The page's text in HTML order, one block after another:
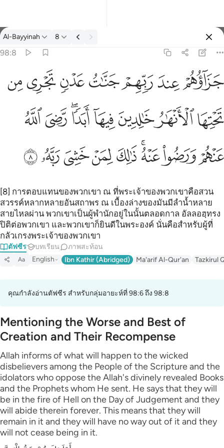
ตัฟซีร: Al-Bayyinah 98:8
Al-Bayyinah 8
98:8
خالدين فيها ابدا رضي الله عنهم ورضوا عنه ذالك لمن خشي ربه ٨
خَـٰلِدِينَ فِيهَآ أَبَدًۭا ۖ رَّضِىَ ٱللَّهُ عَنْهُمْ وَرَضُوا۟ عَنْهُ ۚ ذَٰلِكَ لِمَنْ خَشِىَ رَبَّهُۥ ٨
ﱝﱞﱟﱠﱡﱢﱣ
ﱤﱥﱦﱧﱨﱩﱪﱫ
ﱬﱭﱮﱯﱰﱱﱲﱳﱴ
[8] การตอบแทนของพวกเขา ณ ที่พระเจ้าของพวกเขาคือสวน
สวรรค์หลากหลายอันสถาพร ณ เบื้องล่างของมันมีลำน้ำหลาย
สายไหลผ่าน พวกเขาเป็นผู้พำนักอยู่ในนั้นตลอดกาล อัลลอฮฺทรง
ปิติต่อพวกเขา และพวกเขาก็ยินดีในพระองค์ นั่นคือสำหรับผู้ที่
กลัวเกรงพระเจ้าของพวกเขา
ตัฟซีร บทเรียน ภาพสะท้อน
Aa English Ibn Kathir (Abridged) Ma'arif Al-Qur'an Tazkirul
คุณกำลังอ่านตัฟซีร สำหรับกลุ่มอายะห์ที่ 98:6 ถึง 98:8
Mentioning the Worse and Best of
Creation and Their Recompense
Allah informs of what will happen to the wicked
disbelievers among the People of the Scripture and the
idolators who oppose the Allah's divinely revealed Books
and the Prophets whom He sent. He says that they will
be in the fire of Hell on the Day of Judgement and they
will abide therein forever. This means that they will
remain in it and they will have no way out of it and they
will not cease being in it.